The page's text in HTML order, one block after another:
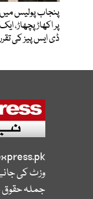
پنجاب پولیس
پر اکھاڑ پچھاڑ،
ڈی ایس پیز کی
وزٹ کی
جملہ حقوق